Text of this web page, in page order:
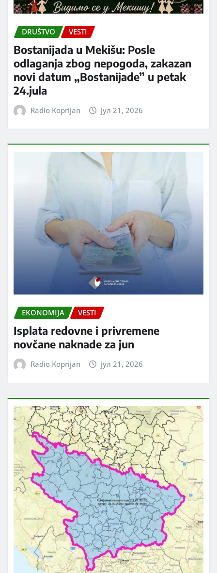
DRUŠTVO VESTI
Bostanijada u Mekišu: Posle
odlaganja zbog nepogoda, zakazan
novi datum „Bostanijade” u petak
24.jula
Radio Koprijan јул 21, 2026
EKONOMIJA VESTI
Isplata redovne i privremene
novčane naknade za jun
Radio Koprijan јул 21, 2026